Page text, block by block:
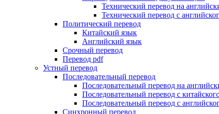
Технический перевод на
Технический перевод с
Политический перевод
Китайский язык
Английский язык
Срочный перевод
Перевод pdf
Устный перевод
Последовательный перевод
Последовательный перевод на
Последовательный перевод с
Последовательный перевод с
Синхронный перевод